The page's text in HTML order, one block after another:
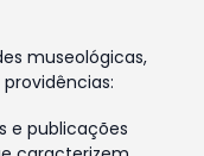
museológicas,
e publicações